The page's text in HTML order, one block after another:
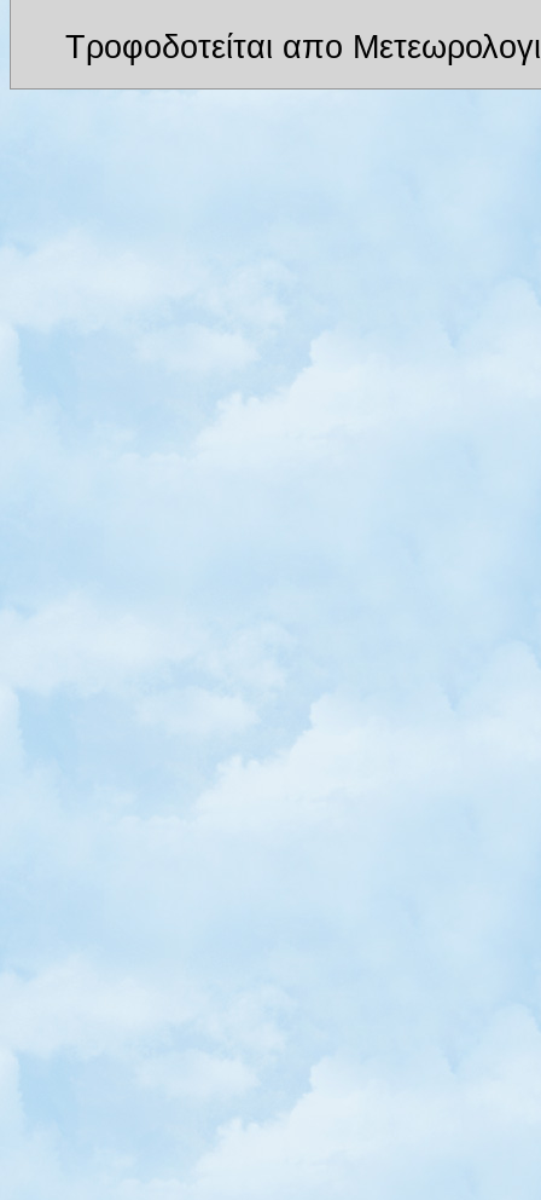
Τροφοδοτείται απο